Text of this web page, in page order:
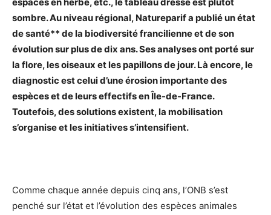
sombre. Au niveau régional, Natureparif a publié un état
de santé** de la biodiversitéfrancilienneet de son
évolution sur plus de dix ans. Ses analyses ont porté sur
la flore, les oiseaux et les papillons de jour. Là encore, le
diagnostic est celui d’une érosion importante des
espèces et de leurs effectifs en Île-de-France.
Toutefois, des solutions existent, la mobilisation
s’organise et les initiatives s’intensifient.
Comme chaque année depuis cinq ans, l’ONB s’est
penché sur l’état et l’évolution des espèces animales